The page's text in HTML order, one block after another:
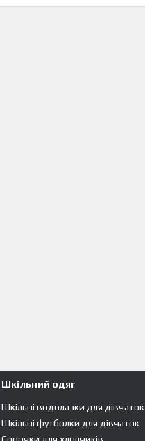
Шкільний одяг
Шкільні водолазки для дівчаток
Шкільні футболки для дівчаток